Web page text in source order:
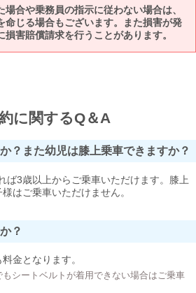
場合や乗務員の指示に従わない場合は、
命じる場合もございます。また損害が発
害賠償請求を行うことがあります。
に関するQ＆A
？また幼児は膝上乗車できますか？
ば3歳以上からご乗車いただけます。膝上
はご乗車いただけません。
？
金となります。
シートベルトが着用できない場合はご乗車